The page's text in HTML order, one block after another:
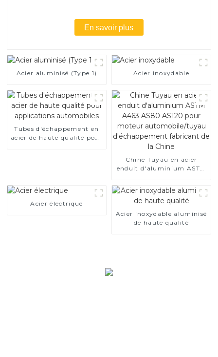
En savoir plus
Acier aluminisé (Type 1) Acier inoxydable
Tubes d'échappement en
acier de haute qualité pour
Chine Tuyau en acier
enduit d'aluminium ASTM
moteur automobile/tuyau
d'échappement fabricant
de la Chine
Acier électrique
Acier inoxydable aluminisé
de haute qualité